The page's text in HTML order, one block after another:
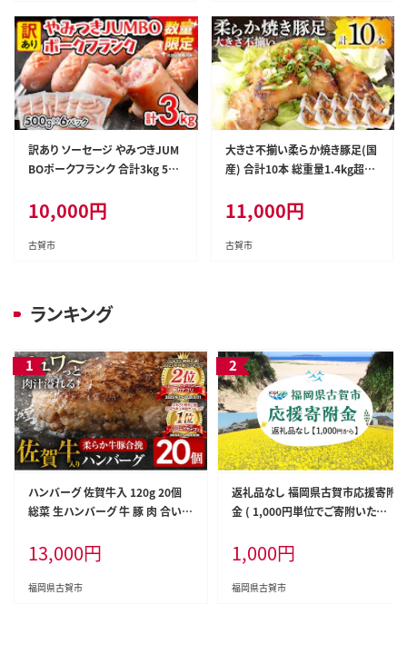
訳あり ソーセージ やみつきJUM
BOポークフランク 合計3kg 500
ンクフルトソーセージ ポークフ
ランク おつまみ お弁当 天然の
豚腸 ノンスモーク 食べ応え抜群
10,000円
古賀市
大きさ不揃い柔らか焼き豚足(国
産) 合計10本 総重量1.4kg超え
ろ 豚足 おつまみ つまみ アテ 肴
居酒屋 湯煎 フライパン調理 温
めるだけ 味付き 国産 豚 柔らか
11,000円
古賀市
ランキング
ハンバーグ 佐賀牛入 120g 20個
総菜 生ハンバーグ 牛 豚 肉 合い挽
牛豚合挽 ジューシー 柔らかい 夕
飯 おかず 贅沢 グルメ 九州 古賀市
13,000円
福岡県古賀市
返礼品なし 福岡県古賀市応援寄附
金 ( 1,000円単位でご寄附いただ
1,000円
福岡県古賀市